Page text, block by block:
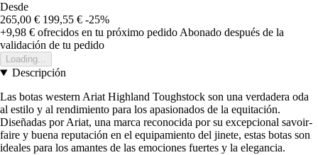
Desde
265,00 € 199,55 € -25%
+9,98 € ofrecidos en tu próximo pedido Abonado después de la
validación de tu pedido
Loading...
Descripción
Las botas western Ariat Highland Toughstock son una verdadera oda
al estilo y al rendimiento para los apasionados de la equitación.
Diseñadas por Ariat, una marca reconocida por su excepcional savoir-
faire y buena reputación en el equipamiento del jinete, estas botas son
ideales para los amantes de las emociones fuertes y la elegancia.